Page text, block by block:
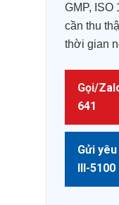
GMP, ISO
cần thu
thời gian
Gọi/
641
Gửi
III-5100